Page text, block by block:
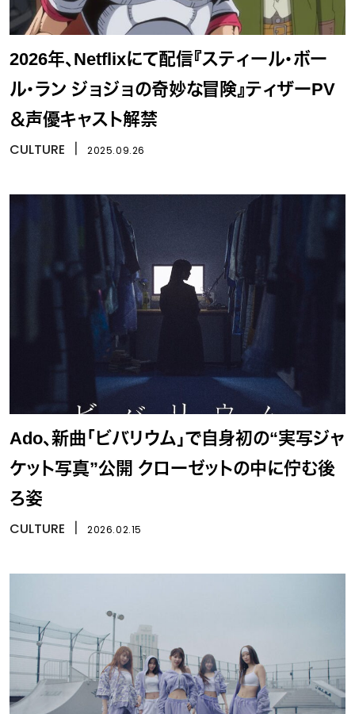
2026年、Netflixにて配信『スティール・ボー
ル・ラン ジョジョの奇妙な冒険』ティザーPV
＆声優キャスト解禁
CULTURE 2025.09.26
Ado、新曲「ビバリウム」で自身初の“実写ジャ
ケット写真”公開 クローゼットの中に佇む後
ろ姿
CULTURE 2026.02.15